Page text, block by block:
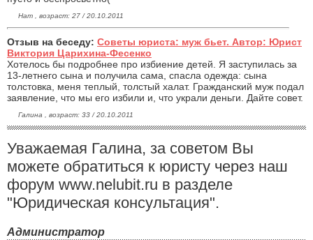
Нат , возраст: 27 / 20.10.2011
Отзыв на беседу: Советы юриста: муж бьет. Автор: Юрист
Виктория Царихина-Фесенко
Хотелось бы подробнее про избиение детей. Я заступилась за
13-летнего сына и получила сама, спасла одежда: сына
толстовка, меня теплый, толстый халат. Гражданский муж подал
заявление, что мы его избили и, что украли деньги. Дайте совет.
Галина , возраст: 33 / 20.10.2011
Уважаемая Галина, за советом Вы
можете обратиться к юристу через наш
форум www.nelubit.ru в разделе
"Юридическая консультация".
Администратор